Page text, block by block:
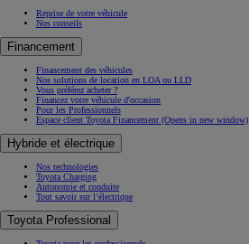
Reprise de votre véhicule
Nos conseils
Financement
Financement des véhicules
Nos solutions de location en LOA ou LLD
Vous préférez acheter ?
Financez votre véhicule d'occasion
Pour les Professionnels
Espace client Toyota Financement (Opens in new window)
Hybride et électrique
Nos technologies
Toyota Charging
Autonomie et conduite
Tout savoir sur l’électrique
Toyota Professional